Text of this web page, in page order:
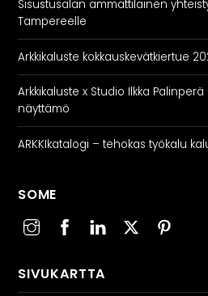
Sisustusalan ammattilainen
Tampereelle
Arkkikaluste kokkauskevätkiertue
Arkkikaluste x Studio Ilkka
näyttämö
ARKKIkatalogi – tehokas työkalu
SOME
SIVUKARTTA